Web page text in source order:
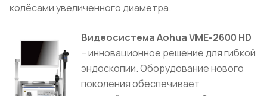
колёсами увеличенного диаметра.
Видеосистема Aohua VME-2600 HD
– инновационное решение для гибкой
эндоскопии. Оборудование нового
поколения обеспечивает